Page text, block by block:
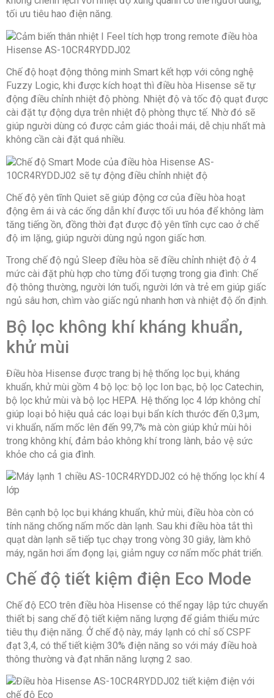
tối ưu tiêu hao điện năng.
Chế độ hoạt động thông minh Smart kết hợp với công nghệ
Fuzzy Logic, khi được kích hoạt thì điều hòa Hisense sẽ tự
động điều chỉnh nhiệt độ phòng. Nhiệt độ và tốc độ quạt được
cài đặt tự động dựa trên nhiệt độ phòng thực tế. Nhờ đó sẽ
giúp người dùng có được cảm giác thoải mái, dễ chịu nhất mà
không cần cài đặt quá nhiều.
Chế độ yên tĩnh Quiet sẽ giúp động cơ của điều hòa hoạt
động êm ái và các ống dẫn khí được tối ưu hóa để không làm
tăng tiếng ồn, đồng thời đạt được độ yên tĩnh cực cao ở chế
độ im lặng, giúp người dùng ngủ ngon giấc hơn.
Trong chế độ ngủ Sleep điều hòa sẽ điều chỉnh nhiệt độ ở 4
mức cài đặt phù hợp cho từng đối tượng trong gia đình: Chế
độ thông thường, người lớn tuổi, người lớn và trẻ em giúp giấc
ngủ sâu hơn, chìm vào giấc ngủ nhanh hơn và nhiệt độ ổn định.
Bộ lọc không khí kháng khuẩn,
khử mùi
Điều hòa Hisense được trang bị hệ thống lọc bụi, kháng
khuẩn, khử mùi gồm 4 bộ lọc: bộ lọc Ion bạc, bộ lọc Catechin,
bộ lọc khử mùi và bộ lọc HEPA. Hệ thống lọc 4 lớp không chỉ
giúp loại bỏ hiệu quả các loại bụi bẩn kích thước đến 0,3µm,
vi khuẩn, nấm mốc lên đến 99,7% mà còn giúp khử mùi hôi
trong không khí, đảm bảo không khí trong lành, bảo vệ sức
khỏe cho cả gia đình.
Bên cạnh bộ lọc bụi kháng khuẩn, khử mùi, điều hòa còn có
tính năng chống nấm mốc dàn lạnh. Sau khi điều hòa tắt thì
quạt dàn lạnh sẽ tiếp tục chạy trong vòng 30 giây, làm khô
máy, ngăn hơi ẩm đọng lại, giảm nguy cơ nấm mốc phát triển.
Chế độ tiết kiệm điện Eco Mode
Chế độ ECO trên điều hòa Hisense có thể ngay lập tức chuyển
thiết bị sang chế độ tiết kiệm năng lượng để giảm thiểu mức
tiêu thụ điện năng. Ở chế độ này, máy lạnh có chỉ số CSPF
đạt 3,4, có thể tiết kiệm 30% điện năng so với máy điều hoà
thông thường và đạt nhãn năng lượng 2 sao.